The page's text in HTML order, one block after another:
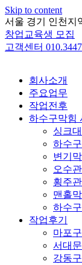
Skip to content
서울 경기 인천지
창업교육생 모집
고객센터
회사소개
주요업무
작업전후
하수구막힘
싱크
하수
변기
오수
횡주
맨홀
하수
작업후기
마포
서대
강동